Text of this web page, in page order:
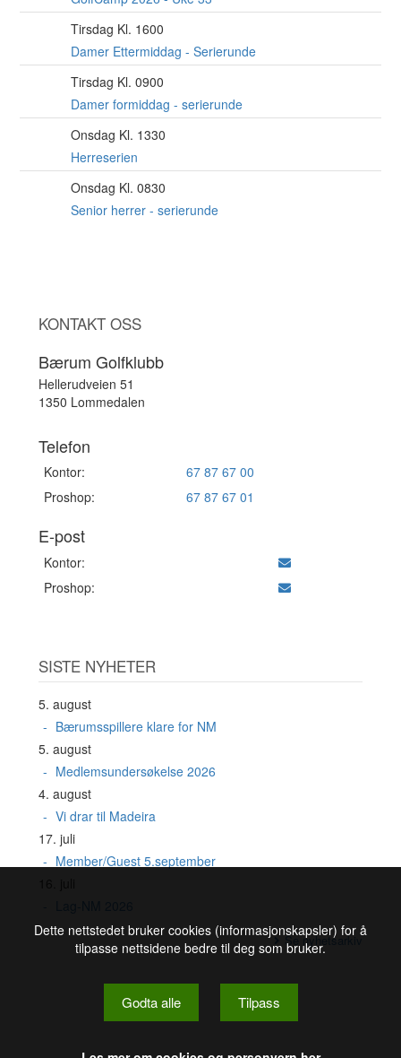
Tirsdag Kl. 1600
Damer Ettermiddag - Serierunde
Tirsdag Kl. 0900
Damer formiddag - serierunde
Onsdag Kl. 1330
Herreserien
Onsdag Kl. 0830
Senior herrer - serierunde
KONTAKT OSS
Bærum Golfklubb
Hellerudveien 51
1350 Lommedalen
Telefon
Kontor:
67 87 67 00
Proshop:
67 87 67 01
E-post
Kontor:
Proshop:
SISTE NYHETER
5. august
Bærumsspillere klare for NM
5. august
Medlemsundersøkelse 2026
4. august
Vi drar til Madeira
17. juli
Member/Guest 5.september
Se nyhetsarkiv
Dette nettstedet bruker cookies (informasjonskapsler) for å
tilpasse nettsidene bedre til deg som bruker.
Godta alle Tilpass